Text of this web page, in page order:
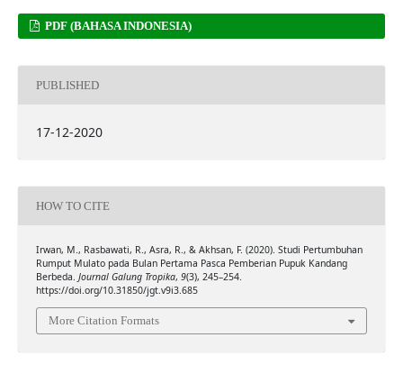
PDF (BAHASA INDONESIA)
PUBLISHED
17-12-2020
HOW TO CITE
Irwan, M., Rasbawati, R., Asra, R., & Akhsan, F. (2020). Studi Pertumbuhan
Rumput Mulato pada Bulan Pertama Pasca Pemberian Pupuk Kandang
Berbeda. Journal Galung Tropika, 9(3), 245–254.
https://doi.org/10.31850/jgt.v9i3.685
More Citation Formats